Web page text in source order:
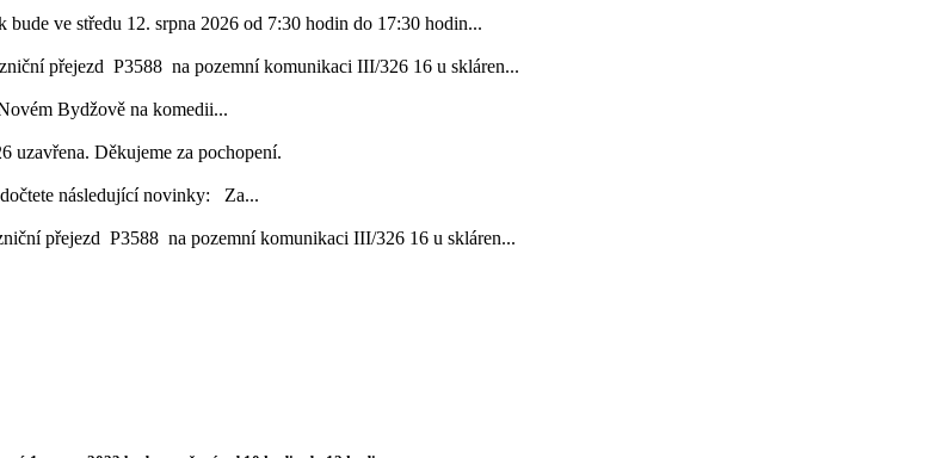
ve středu 12. srpna 2026 od 7:30 hodin do 17:30 hodin...
přejezd P3588 na pozemní komunikaci III/326 16 u skláren...
Bydžově na komedii...
uzavřena. Děkujeme za pochopení.
následující novinky: Za...
přejezd P3588 na pozemní komunikaci III/326 16 u skláren...